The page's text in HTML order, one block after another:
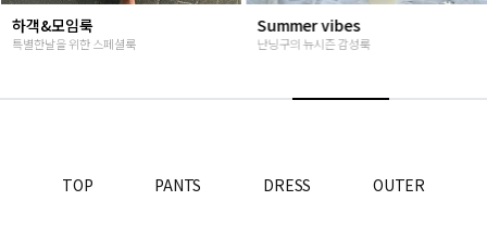
Summer vibes
난닝구의 뉴시즌 감성룩
베스트재진행
고객님들이 인정해주신 Steady seller
TOP PANTS DRESS OUTER